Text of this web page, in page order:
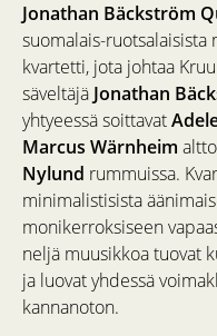
Jonathan Bäckström
suomalais-
kvartetti, jota johtaa
säveltäjä Jonathan
yhtyeessä soittavat
Marcus Wärnheim
Nylund rummuissa.
minimalistisista
monikerroksiseen
neljä muusikkoa tuovat
ja luovat yhdessä
kannanoton.